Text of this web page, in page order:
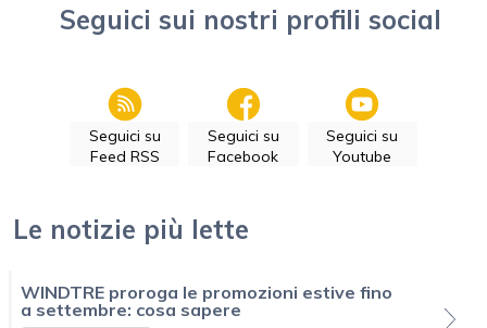
Seguici sui nostri profili social
Seguici su
Feed RSS
Seguici su
Facebook
Seguici su
Youtube
Le notizie più lette
WINDTRE proroga le promozioni estive fino
a settembre: cosa sapere